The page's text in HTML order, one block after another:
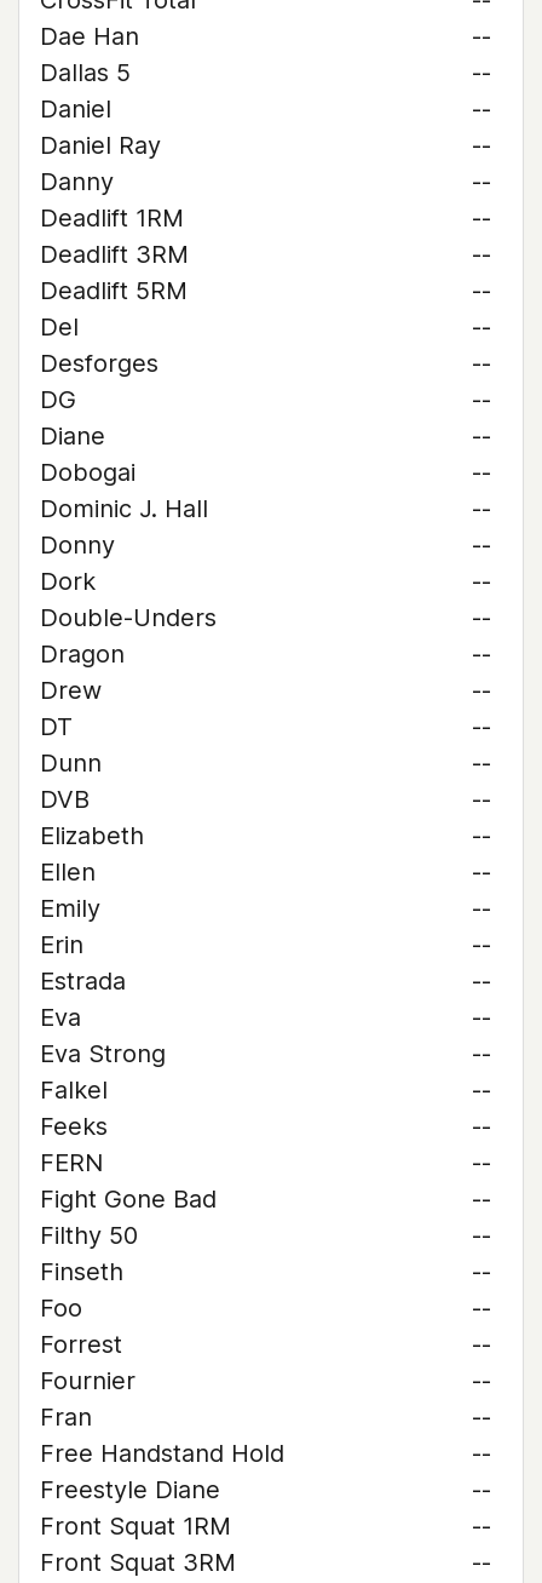
Dae Han
--
Dallas 5
--
Daniel
--
Daniel Ray
--
Danny
--
Deadlift 1RM
--
Deadlift 3RM
--
Deadlift 5RM
--
Del
--
Desforges
--
DG
--
Diane
--
Dobogai
--
Dominic J. Hall
--
Donny
--
Dork
--
Double-Unders
--
Dragon
--
Drew
--
DT
--
Dunn
--
DVB
--
Elizabeth
--
Ellen
--
Emily
--
Erin
--
Estrada
--
Eva
--
Eva Strong
--
Falkel
--
Feeks
--
FERN
--
Fight Gone Bad
--
Filthy 50
--
Finseth
--
Foo
--
Forrest
--
Fournier
--
Fran
--
Free Handstand Hold
--
Freestyle Diane
--
Front Squat 1RM
--
Front Squat 3RM
--